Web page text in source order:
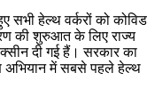
सभी हेल्थ वर्करों को कोविड
की शुरुआत के लिए राज्य
दी गई हैं। सरकार का
अभियान में सबसे पहले हेल्थ